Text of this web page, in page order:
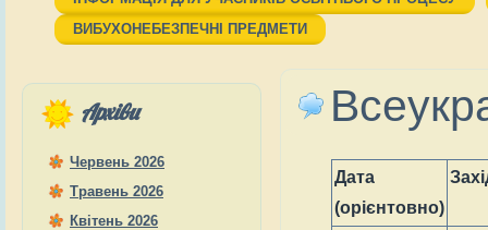
ВИБУХОНЕБЕЗПЕЧНІ ПРЕДМЕТИ
Архіви
Червень 2026
Травень 2026
Квітень 2026
Дата
(орієнтовно)